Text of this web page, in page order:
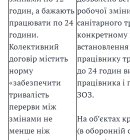
годин, а бажають
працювати по 24
години.
Колективний
договір містить
норму
«забезпечити
тривалість
перерви між
змінами не
менше ніж
робочої
санітарного
конкретному
працівнику
до 24 годин
працівника і
ЗОЗ.
На об’єктах
(в оборонній